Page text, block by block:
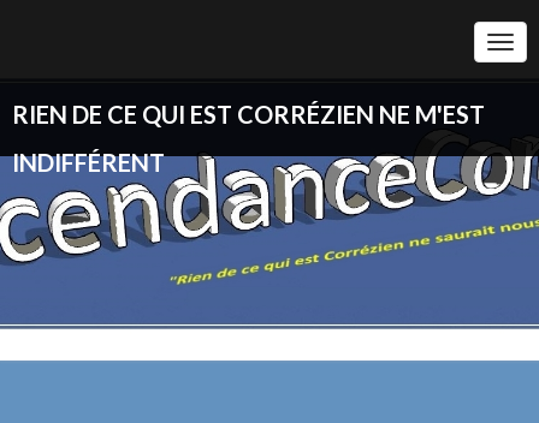
RIEN DE CE QUI EST CORRÉZIEN NE M'EST
INDIFFÉRENT